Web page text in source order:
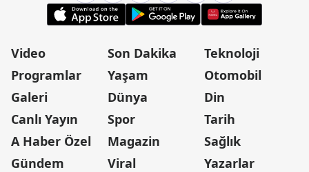
Video
Programlar
Galeri
Canlı Yayın
A Haber Özel
Gündem
Son Dakika
Yaşam
Dünya
Spor
Magazin
Viral
Teknoloji
Otomobil
Din
Tarih
Sağlık
Yazarlar